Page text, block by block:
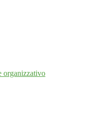
organizzativo